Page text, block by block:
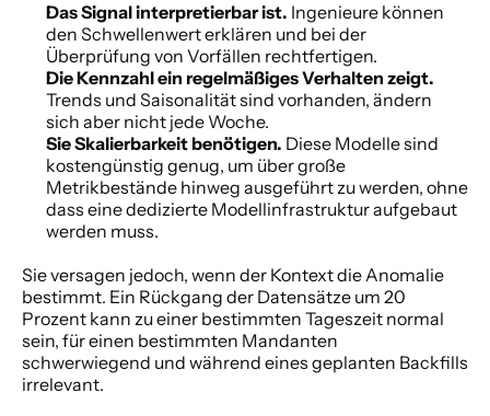
Das Signal interpretierbar ist. Ingenieure können
den Schwellenwert erklären und bei der
Überprüfung von Vorfällen rechtfertigen.
Die Kennzahl ein regelmäßiges Verhalten zeigt.
Trends und Saisonalität sind vorhanden, ändern
sich aber nicht jede Woche.
Sie Skalierbarkeit benötigen. Diese Modelle sind
kostengünstig genug, um über große
Metrikbestände hinweg ausgeführt zu werden, ohne
dass eine dedizierte Modellinfrastruktur aufgebaut
werden muss.
Sie versagen jedoch, wenn der Kontext die Anomalie
bestimmt. Ein Rückgang der Datensätze um 20
Prozent kann zu einer bestimmten Tageszeit normal
sein, für einen bestimmten Mandanten
schwerwiegend und während eines geplanten Backfills
irrelevant.